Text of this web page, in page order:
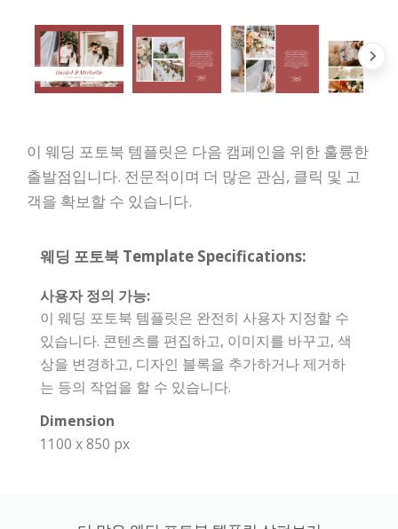
이 웨딩 포토북 템플릿은 다음 캠페인을 위한 훌륭한
출발점입니다. 전문적이며 더 많은 관심, 클릭 및 고
객을 확보할 수 있습니다.
웨딩 포토북 Template Specifications:
사용자 정의 가능:
이 웨딩 포토북 템플릿은 완전히 사용자 지정할 수
있습니다. 콘텐츠를 편집하고, 이미지를 바꾸고, 색
상을 변경하고, 디자인 블록을 추가하거나 제거하
는 등의 작업을 할 수 있습니다.
Dimension
1100 x 850 px